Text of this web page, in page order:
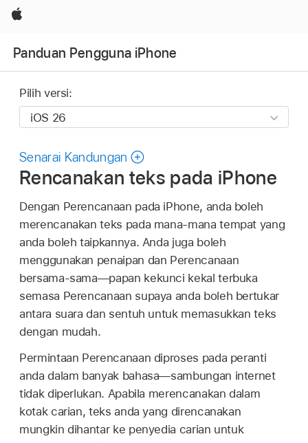
Apple
Panduan Pengguna iPhone
Pilih versi:
Senarai Kandungan
Rencanakan teks pada iPhone
Dengan Perencanaan pada iPhone, anda boleh
merencanakan teks pada mana-mana tempat yang
anda boleh taipkannya. Anda juga boleh
menggunakan penaipan dan Perencanaan
bersama-sama—papan kekunci kekal terbuka
semasa Perencanaan supaya anda boleh bertukar
antara suara dan sentuh untuk memasukkan teks
dengan mudah.
Permintaan Perencanaan diproses pada peranti
anda dalam banyak bahasa—sambungan internet
tidak diperlukan. Apabila merencanakan dalam
kotak carian, teks anda yang direncanakan
mungkin dihantar ke penyedia carian untuk